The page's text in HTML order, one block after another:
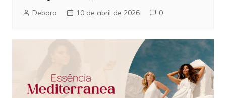
Debora 10 de abril de 2026 0